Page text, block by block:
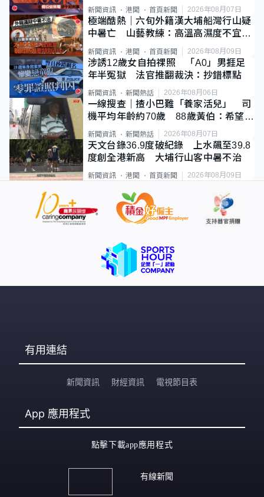
新聞資訊 港聞 首頁新聞 2026年08月07日
極端酷熱｜六旬外籍漢大埔船灣行山疑
中暑亡 山藝教練：高溫高濕度不宜遠
新聞資訊 港聞 首頁新聞 2026年08月09日
涉誘12歲女自拍祼照 「A0」男捱足
年半冤獄 法官推翻裁決：抄錯標點
新聞資訊 新聞熱話 2026年08月06日
一線搜查｜揸小巴難「養家活兒」 司
機平均年齡約70歲 88歲黃伯：希望一
直揸落去
新聞資訊 新聞熱話 2026年08月07日
天文台錄36.9度破紀錄 上水飆至39.8
度創全港新高 大埔行山客中暑不治
新聞資訊 港聞 首頁新聞 2026年08月09日
有用連結
新聞資訊 財經資訊 電視節目表
App 應用程式
點擊下載app應用程式
有線新聞